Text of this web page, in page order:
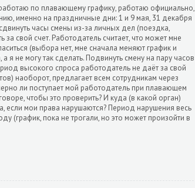
по плавающему графику, работаю официально,
именно на праздничные дни: 1 и 9 мая, 31 декабря
часы смены из-за личных дел (поездка,
свой счет. Работодатель считает, что может мне
(выбора нет, мне сначала меняют график и
не могу так сделать. Подвинуть смену на пару часов
высокого спроса работодатель не даёт за свой
наоборот, предлагает всем сотрудникам через
ли поступает мой работодатель при плавающем
чтобы это проверить? И куда (в какой орган)
если мои права нарушаются? Период нарушения весь
(график, пока не трогали, но это может произойти в